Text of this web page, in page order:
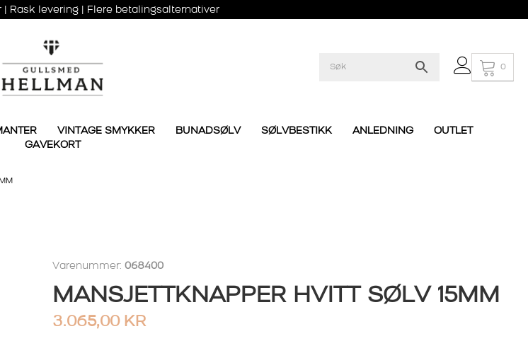
| Rask levering | Flere betalingsalternativer
0
VINTAGE SMYKKER BUNADSØLV SØLVBESTIKK ANLEDNING
OUTLET
GAVEKORT
Varenummer: 068400
MANSJETTKNAPPER HVITT SØLV 15MM
3.065,00 KR